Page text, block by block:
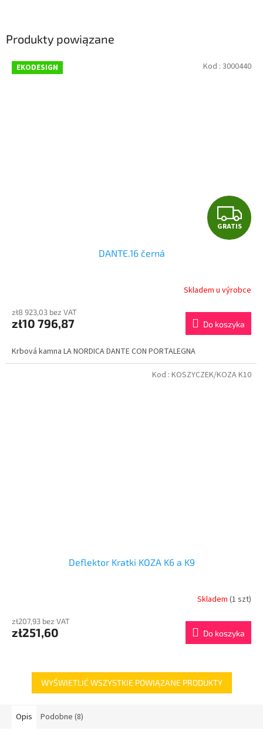
Produkty powiązane
EKODESIGN
G
R
T
I
S
GRATIS
DANTE.16 černá
Skladem u výrobce
zł8 923,03 bez VAT
zł10 796,87 Do koszyka
Krbová kamna LA NORDICA DANTE CON PORTALEGNA
Kod : 3000440
Deflektor Kratki KOZA K6 a K9
Skladem (1 szt)
zł207,93 bez VAT
zł251,60 Do koszyka
Kod : KOSZYCZEK/KOZA K10
WYŚWIETLIĆ WSZYSTKIE POWIĄZANE PRODUKTY
Opis Podobne (8)